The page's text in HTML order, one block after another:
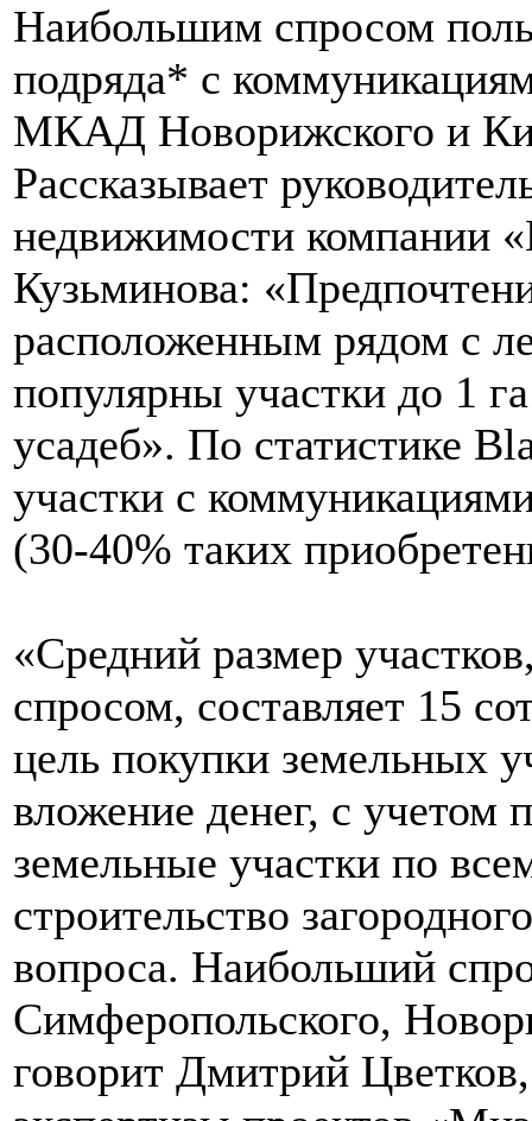
Наибольшим спросом
подряда* с
МКАД Новорижского и
Рассказывает
недвижимости компании
Кузьминова:
расположенным рядом с
популярны участки до 1
усадеб». По статистике
участки с
(30-40% таких
«Средний размер
спросом, составляет 15
цель покупки земельных
вложение денег, с учетом
земельные участки по
строительство
вопроса. Наибольший
Симферопольского,
говорит Дмитрий